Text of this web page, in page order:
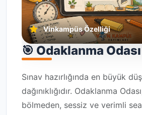
Vinkampüs Özelliği
🎯 Odaklanma Odası
Sınav hazırlığında en büyük
dağınıklığıdır. Odaklanma
bölmeden, sessiz ve verimli